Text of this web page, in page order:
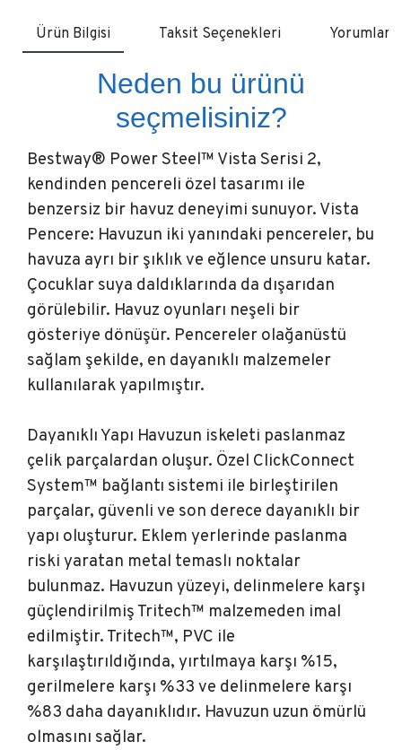
Ürün Bilgisi Taksit Seçenekleri Yorumlar
Neden bu ürünü
seçmelisiniz?
Bestway® Power Steel™ Vista Serisi 2,
kendinden pencereli özel tasarımı ile
benzersiz bir havuz deneyimi sunuyor. Vista
Pencere: Havuzun iki yanındaki pencereler, bu
havuza ayrı bir şıklık ve eğlence unsuru katar.
Çocuklar suya daldıklarında da dışarıdan
görülebilir. Havuz oyunları neşeli bir
gösteriye dönüşür. Pencereler olağanüstü
sağlam şekilde, en dayanıklı malzemeler
kullanılarak yapılmıştır.
Dayanıklı Yapı Havuzun iskeleti paslanmaz
çelik parçalardan oluşur. Özel ClickConnect
System™ bağlantı sistemi ile birleştirilen
parçalar, güvenli ve son derece dayanıklı bir
yapı oluşturur. Eklem yerlerinde paslanma
riski yaratan metal temaslı noktalar
bulunmaz. Havuzun yüzeyi, delinmelere karşı
güçlendirilmiş Tritech™ malzemeden imal
edilmiştir. Tritech™, PVC ile
karşılaştırıldığında, yırtılmaya karşı %15,
gerilmelere karşı %33 ve delinmelere karşı
%83 daha dayanıklıdır. Havuzun uzun ömürlü
olmasını sağlar.